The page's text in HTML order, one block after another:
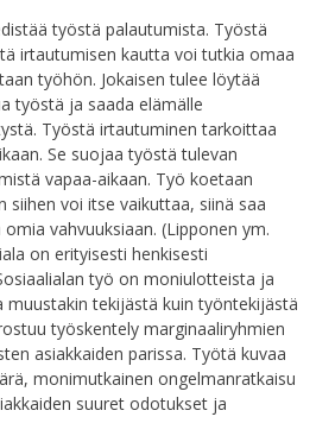
työstä palautumista. Työstä
irtautumisen kautta voi tutkia omaa
työhön. Jokaisen tulee löytää
työstä ja saada elämälle
Työstä irtautuminen tarkoittaa
Se suojaa työstä tulevan
vapaa-aikaan. Työ koetaan
siihen voi itse vaikuttaa, siinä saa
vahvuuksiaan. (Lipponen ym.
on erityisesti henkisesti
työ on moniulotteista ja
muustakin tekijästä kuin työntekijästä
työskentely marginaaliryhmien
asiakkaiden parissa. Työtä kuvaa
monimutkainen ongelmanratkaisu
suuret odotukset ja